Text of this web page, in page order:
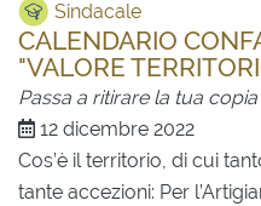
Sindacale
CALENDARIO
"VALORE
Passa a ritirare la tua
12 dicembre 2022
Cos’è il territorio, di cui
tante accezioni: Per